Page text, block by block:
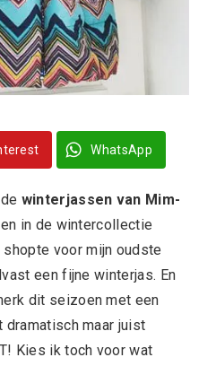
WhatsApp
winterjassen van Mim-
in de wintercollectie
voor mijn oudste
een fijne winterjas. En
dit seizoen met een
maar juist
Kies ik toch voor wat